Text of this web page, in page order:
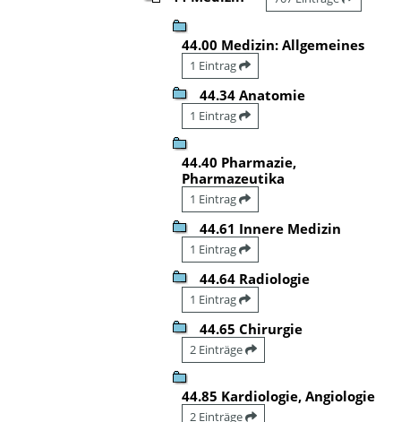
44.00 Medizin: Allgemeines
1 Eintrag
44.34 Anatomie
1 Eintrag
44.40 Pharmazie,
Pharmazeutika
1 Eintrag
44.61 Innere Medizin
1 Eintrag
44.64 Radiologie
1 Eintrag
44.65 Chirurgie
2 Einträge
44.85 Kardiologie, Angiologie
2 Einträge